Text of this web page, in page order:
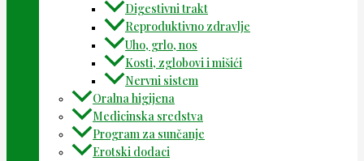
Digestivni trakt
Reproduktivno zdravlje
Uho, grlo, nos
Kosti, zglobovi i mišići
Nervni sistem
Oralna higijena
Medicinska sredstva
Program za sunčanje
Erotski dodaci